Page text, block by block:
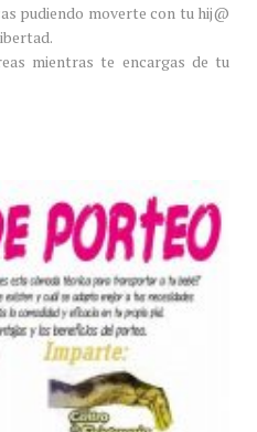
pudiendo moverte con tu hij@
mientras te encargas de tu